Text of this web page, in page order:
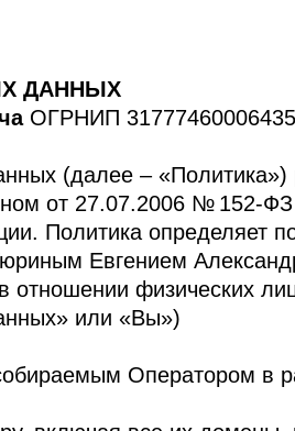
ДАННЫХ
ОГРНИП
(далее – «Политика»)
от 27.07.2006 № 152-
Политика определяет
Евгением
физических
или «Вы»)
Оператором в